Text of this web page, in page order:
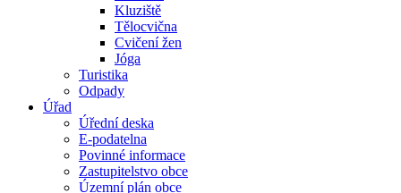
Kluziště
Tělocvična
Cvičení žen
Jóga
Turistika
Odpady
Úřad
Úřední deska
E-podatelna
Povinné informace
Zastupitelstvo obce
Územní plán obce